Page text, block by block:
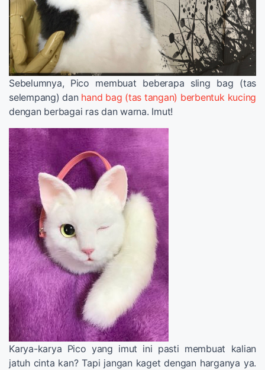
Sebelumnya, Pico membuat beberapa sling bag (tas
selempang) dan hand bag (tas tangan) berbentuk kucing
dengan berbagai ras dan warna. Imut!
Karya-karya Pico yang imut ini pasti membuat kalian
jatuh cinta kan? Tapi jangan kaget dengan harganya ya.